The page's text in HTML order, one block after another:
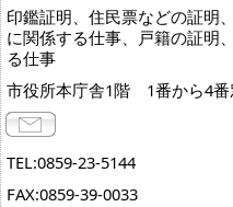
印鑑証明、住民票などの証明
に関係する仕事、戸籍の証明
る仕事
市役所本庁舎1階 1番から4番
TEL:0859-23-5144
FAX:0859-39-0033